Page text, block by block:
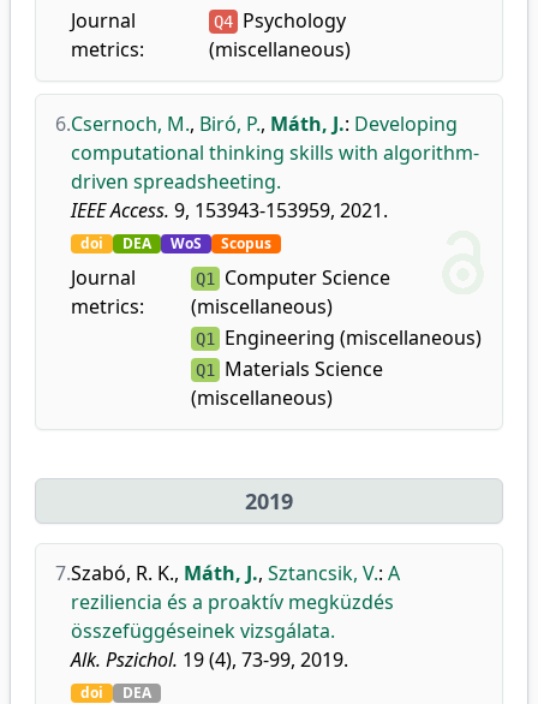
Journal
metrics:
Q4 Psychology
(miscellaneous)
6.Csernoch, M., Biró, P., Máth, J.: Developing
computational thinking skills with algorithm-
driven spreadsheeting.
IEEE Access. 9, 153943-153959, 2021.
doi DEA WoS Scopus
Journal
metrics:
Q1
Computer Science
(miscellaneous)
Q1 Engineering (miscellaneous)
Q1
Materials Science
(miscellaneous)
2019
7.Szabó, R. K., Máth, J., Sztancsik, V.: A
reziliencia és a proaktív megküzdés
összefüggéseinek vizsgálata.
Alk. Pszichol. 19 (4), 73-99, 2019.
doi DEA